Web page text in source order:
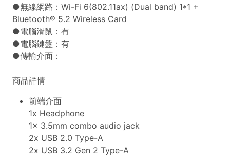
●無線網路：Wi-Fi 6(802.11ax) (Dual band) 1*1 +
Bluetooth® 5.2 Wireless Card
●電腦滑鼠：有
●電腦鍵盤：有
●傳輸介面：
商品詳情
前端介面
1x Headphone
1x 3.5mm combo audio jack
2x USB 2.0 Type-A
2x USB 3.2 Gen 2 Type-A